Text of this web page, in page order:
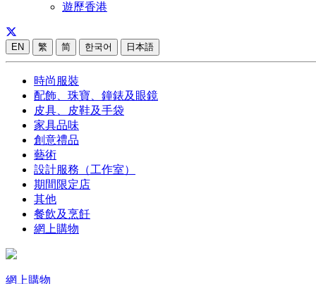
遊歷香港
EN 繁 简 한국어 日本語
時尚服裝
配飾、珠寶、鐘錶及眼鏡
皮具、皮鞋及手袋
家具品味
創意禮品
藝術
設計服務（工作室）
期間限定店
其他
餐飲及烹飪
網上購物
網上購物